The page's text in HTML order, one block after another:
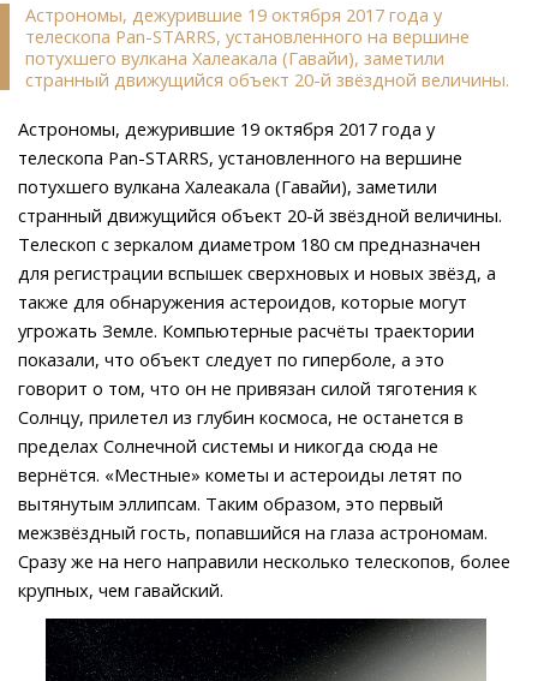
Астрономы, дежурившие 19 октября 2017 года у
телескопа Pan-STARRS, установленного на вершине
потухшего вулкана Халеакала (Гавайи), заметили
странный движущийся объект 20-й звёздной величины.
Астрономы, дежурившие 19 октября 2017 года у
телескопа Pan-STARRS, установленного на вершине
потухшего вулкана Халеакала (Гавайи), заметили
странный движущийся объект 20-й звёздной величины.
Телескоп с зеркалом диаметром 180 см предназначен
для регистрации вспышек сверхновых и новых звёзд, а
также для обнаружения астероидов, которые могут
угрожать Земле. Компьютерные расчёты траектории
показали, что объект следует по гиперболе, а это
говорит о том, что он не привязан силой тяготения к
Солнцу, прилетел из глубин космоса, не останется в
пределах Солнечной системы и никогда сюда не
вернётся. «Местные» кометы и астероиды летят по
вытянутым эллипсам. Таким образом, это первый
межзвёздный гость, попавшийся на глаза астрономам.
Сразу же на него направили несколько телескопов, более
крупных, чем гавайский.